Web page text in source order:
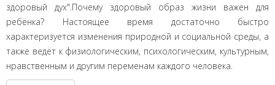
здоровый дух".Почему здоровый образ жизни важен для
ребёнка? Настоящее время достаточно быстро
характеризуется изменения природной и социальной среды, а
также ведёт к физиологическим, психологическим, культурным,
нравственным и другим переменам каждого человека.